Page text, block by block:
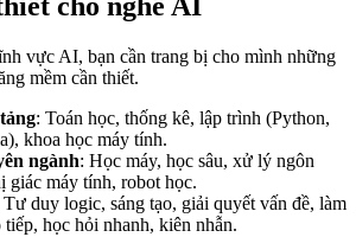
cho nghề AI
vực AI, bạn cần trang bị cho mình những
mềm cần thiết.
: Toán học, thống kê, lập trình (Python,
khoa học máy tính.
ngành: Học máy, học sâu, xử lý ngôn
giác máy tính, robot học.
Tư duy logic, sáng tạo, giải quyết vấn đề, làm
học hỏi nhanh, kiên nhẫn.